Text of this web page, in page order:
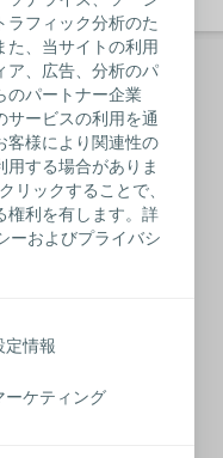
ラフィック分析のた
た、当サイトの利用
ア、広告、分析のパ
のパートナー企業
サービスの利用を通
客様により関連性の
する場合がありま
リックすることで、
権利を有します。詳
ーおよびプライバシ
定情報
ーケティング
ラブル「バ
現象」と
象」への対
的特徴とス
の適切なケア